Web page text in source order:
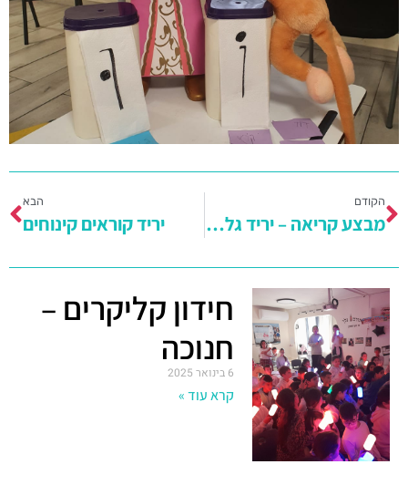
הקודם
מבצע קריאה – יריד גלידה
הבא
יריד קוראים קינוחים
חידון קליקרים –
חנוכה
6 בינואר 2025
קרא עוד »